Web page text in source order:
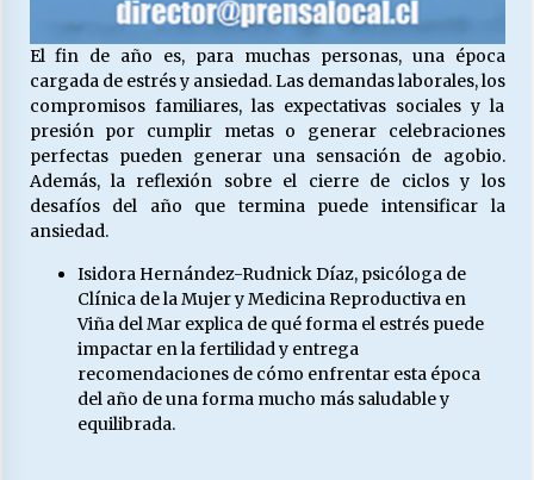
VOLVER A SER ALTERNATIVA
16/06/2026
MUNICIPALIDADES, HONORARIOS, DESPIDOS
28/05/2026
Releyendo la Rerum Novarum a 135 años. “La
cuestión social hoy”.
16/05/2026
S.O.S. a los ricos, Save Our Souls (Salvar
El fin de año es, para muchas personas, una época
cargada de estrés y ansiedad. Las demandas laborales, los
compromisos familiares, las expectativas sociales y la
presión por cumplir metas o generar celebraciones
perfectas pueden generar una sensación de agobio.
Además, la reflexión sobre el cierre de ciclos y los
desafíos del año que termina puede intensificar la
ansiedad.
Isidora Hernández-Rudnick Díaz, psicóloga de
Clínica de la Mujer y Medicina Reproductiva en
Viña del Mar explica de qué forma el estrés puede
impactar en la fertilidad y entrega
recomendaciones de cómo enfrentar esta época
del año de una forma mucho más saludable y
equilibrada.